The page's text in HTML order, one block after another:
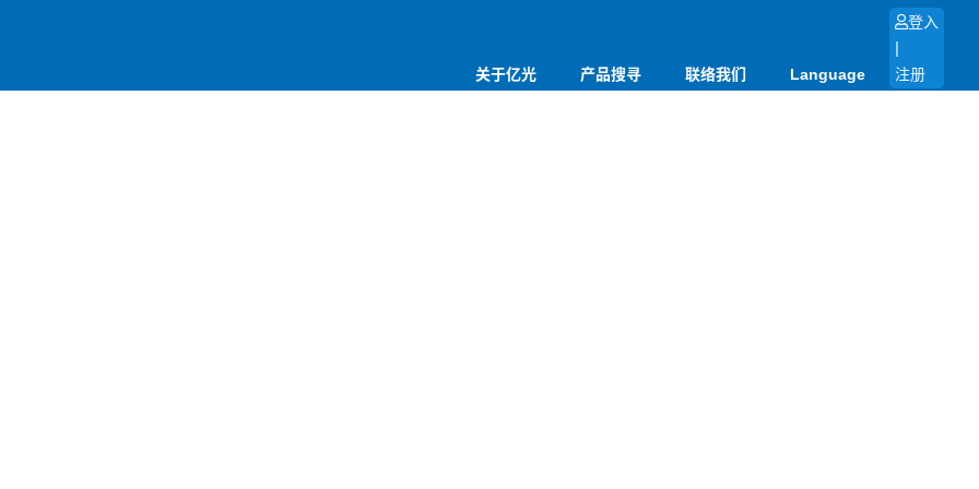
关于亿光 产品搜寻 联络我们 Language
登入
|
注册